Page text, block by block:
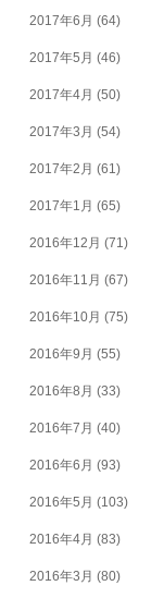
2017年6月 (64)
2017年5月 (46)
2017年4月 (50)
2017年3月 (54)
2017年2月 (61)
2017年1月 (65)
2016年12月 (71)
2016年11月 (67)
2016年10月 (75)
2016年9月 (55)
2016年8月 (33)
2016年7月 (40)
2016年6月 (93)
2016年5月 (103)
2016年4月 (83)
2016年3月 (80)